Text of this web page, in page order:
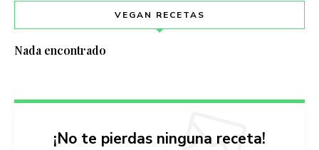
VEGAN RECETAS
Nada encontrado
¡No te pierdas ninguna receta!